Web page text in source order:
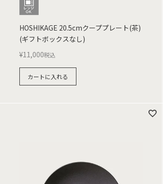
HOSHIKAGE 20.5cmクーププレート(茶)
(ギフトボックスなし)
¥11,000税込
カートに入れる